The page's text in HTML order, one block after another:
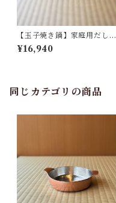
【玉子焼き鍋】家庭用だし巻
き鍋 手打ち銅製
¥16,940
同じカテゴリの商品